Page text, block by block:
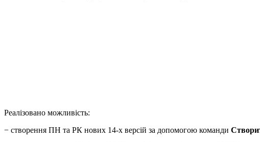
Реалізовано можливість:
− створення ПН та РК нових 14-х версій за допомогою команди